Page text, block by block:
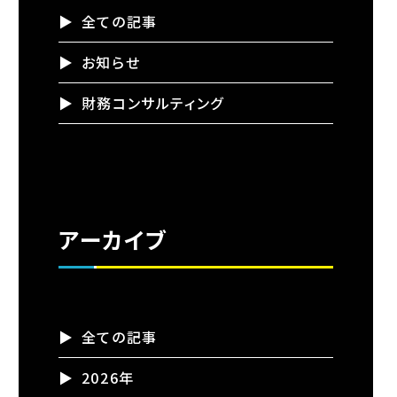
全ての記事
お知らせ
財務コンサルティング
アーカイブ
全ての記事
2026年